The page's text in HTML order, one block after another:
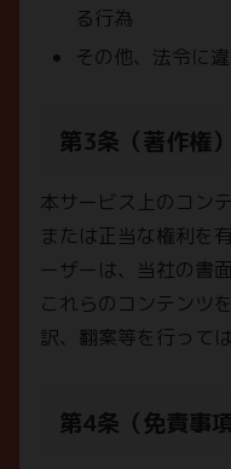
る行為
その他、法令に
第3条（著作権）
本サービス上のコン
または正当な権利を
ーザーは、当社の書
これらのコンテンツ
訳、翻案等を行って
第4条（免責事項